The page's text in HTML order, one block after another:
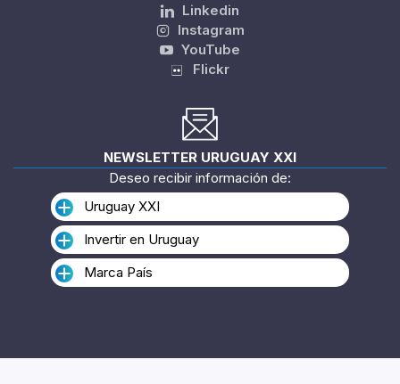
Linkedin
Instagram
YouTube
Flickr
NEWSLETTER URUGUAY XXI
Deseo recibir información de:
Uruguay XXI
Invertir en Uruguay
Marca País